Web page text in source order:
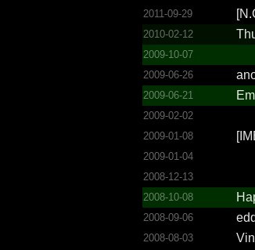
2011-09-29
2010-02-12
2009-10-07
2009-06-26
2009-06-21
2009-02-02
2009-01-08
2009-01-04
2008-12-13
2008-10-08
2008-09-06
2008-08-03